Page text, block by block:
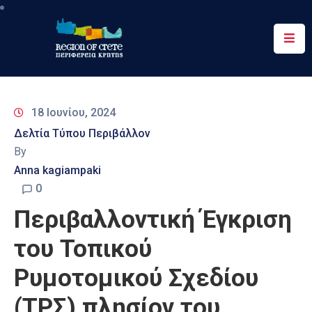
Περιφέρεια
&
Δράσεις
Ψηφιακές
Επικοινωνία
18 Ιουνίου, 2024
Δελτία Τύπου Περιβάλλον
By
Anna kagiampaki
0
Περιβαλλοντική Έγκριση
του Τοπικού
Ρυμοτομικού Σχεδίου